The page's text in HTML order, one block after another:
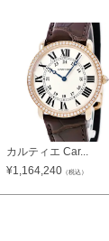
カルティエ Car...
¥1,164,240 （税込）